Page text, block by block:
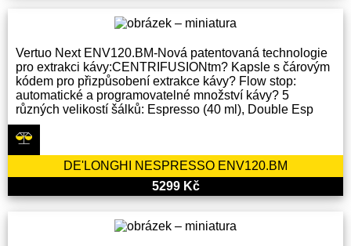
Vertuo Next ENV120.BM-Nová patentovaná technologie
pro extrakci kávy:CENTRIFUSIONtm? Kapsle s čárovým
kódem pro přizpůsobení extrakce kávy? Flow stop:
automatické a programovatelné množství kávy? 5
různých velikostí šálků: Espresso (40 ml), Double Esp
DE'LONGHI NESPRESSO ENV120.BM
5299 Kč